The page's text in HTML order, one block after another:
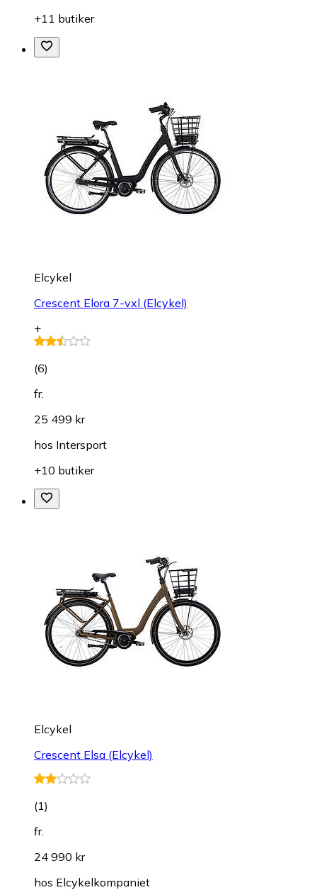
+11 butiker
Elcykel
Crescent Elora 7-vxl (Elcykel)
+
(6)
fr.
25 499 kr
hos Intersport
+10 butiker
Elcykel
Crescent Elsa (Elcykel)
(1)
fr.
24 990 kr
hos Elcykelkompaniet